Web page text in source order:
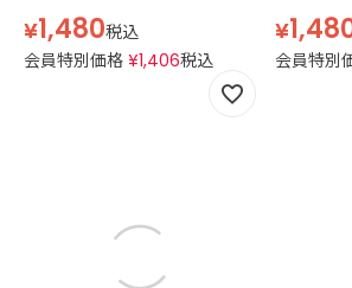
¥1,480税込
会員特別価格 ¥1,406税込
¥
会員特別